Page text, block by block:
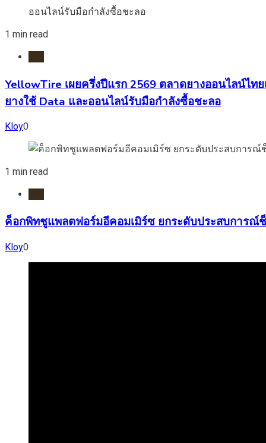
1 min read
YellowTire เผยครึ่งปีแรก 2569 ตลาดยางออนไลน์ไท
ยางใช้ Data และออนไลน์รับมือกำลังซื้อชะลอ
Kloy0
1 min read
ค็อกพิทชูแพลตฟอร์มอีคอมเมิร์ซ ยกระดับประสบการณ์
Kloy0